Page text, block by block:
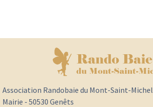
Association Randobaie du Mont-Saint-Michel
Mairie - 50530 Genêts